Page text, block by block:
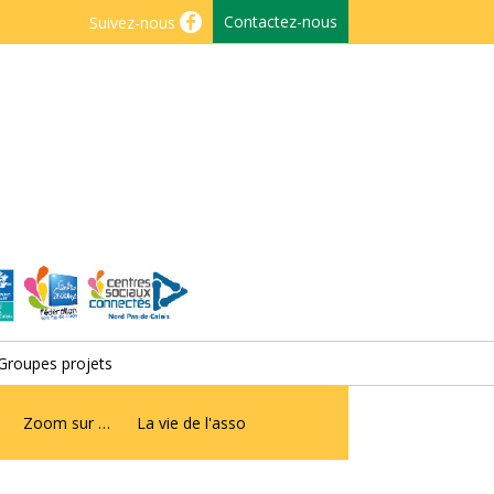
Suivez-nous Contactez-nous
projets
Zoom sur … La vie de l'asso